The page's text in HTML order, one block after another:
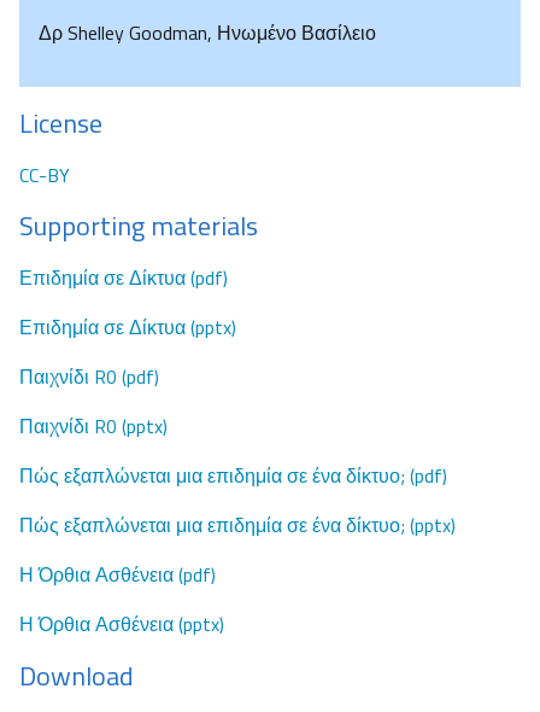
Δρ Shelley Goodman, Ηνωμένο Βασίλειο
License
CC-BY
Supporting materials
Επιδημία σε Δίκτυα (pdf)
Επιδημία σε Δίκτυα (pptx)
Παιχνίδι R0 (pdf)
Παιχνίδι R0 (pptx)
Πώς εξαπλώνεται μια επιδημία σε ένα δίκτυο; (pdf)
Πώς εξαπλώνεται μια επιδημία σε ένα δίκτυο; (pptx)
Η Όρθια Ασθένεια (pdf)
Η Όρθια Ασθένεια (pptx)
Download